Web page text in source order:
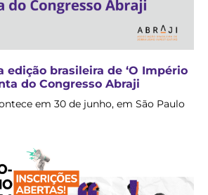
edição brasileira de ‘O Império
do Congresso Abraji
em 30 de junho, em São Paulo